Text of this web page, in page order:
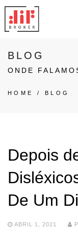
BLOG
ONDE
HOME / BLOG
Depois
De Um
ABRIL 1, 2021